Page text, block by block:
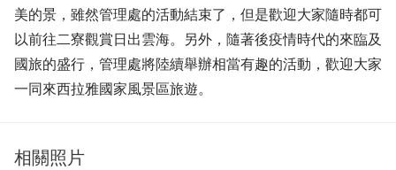
美的景，雖然管理處的活動結束了，但是歡迎大家隨時都可
以前往二寮觀賞日出雲海。另外，隨著後疫情時代的來臨及
國旅的盛行，管理處將陸續舉辦相當有趣的活動，歡迎大家
一同來西拉雅國家風景區旅遊。
相關照片